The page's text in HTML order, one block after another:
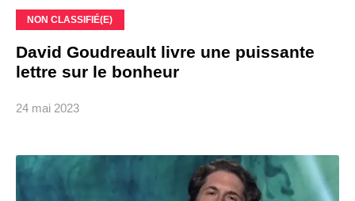
NON CLASSIFIÉ(E)
David Goudreault livre une puissante
lettre sur le bonheur
24 mai 2023